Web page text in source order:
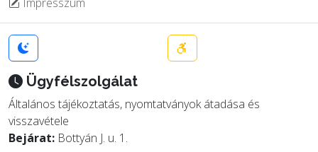
Ügyfélszolgálat
Általános tájékoztatás, nyomtatványok átadása és
visszavétele
Bejárat: Bottyán J. u. 1.